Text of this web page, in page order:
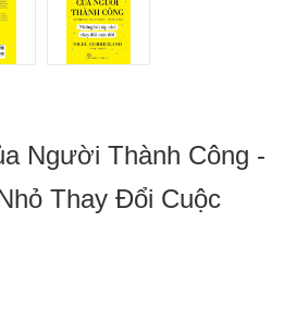
Người Thành Công -
Thay Đổi Cuộc